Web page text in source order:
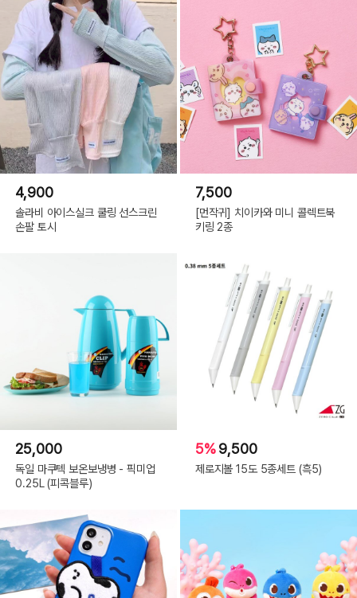
4,900
솔라비 아이스실크 쿨링 선스크린
손팔 토시
7,500
[먼작귀] 치이카와 미니 콜렉트북
키링 2종
25,000
독일 마쿠텍 보온보냉병 - 픽미업
0.25L (피콕블루)
5%9,500
제로지볼 15도 5종세트 (흑5)